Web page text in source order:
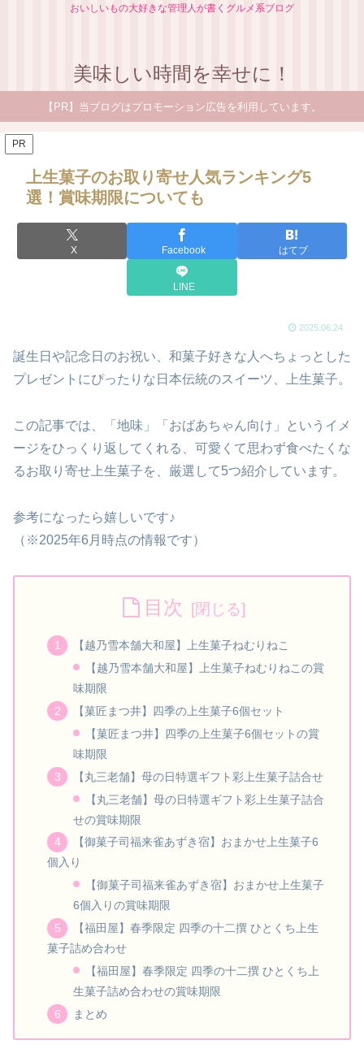
おいしいもの大好きな管理人が書くグルメ系ブログ
美味しい時間を幸せに！
【PR】当ブログはプロモーション広告を利用しています。
PR
上生菓子のお取り寄せ人気ランキング5
選！賞味期限についても
X Facebook はてブ
LINE
2025.06.24
誕生日や記念日のお祝い、和菓子好きな人へちょっとした
プレゼントにぴったりな日本伝統のスイーツ、上生菓子。
この記事では、「地味」「おばあちゃん向け」というイメ
ージをひっくり返してくれる、可愛くて思わず食べたくな
るお取り寄せ上生菓子を、厳選して5つ紹介しています。
参考になったら嬉しいです♪
（※2025年6月時点の情報です）
目次
【越乃雪本舗大和屋】上生菓子ねむりねこ
【越乃雪本舗大和屋】上生菓子ねむりねこの賞
味期限
【菓匠まつ井】四季の上生菓子6個セット
【菓匠まつ井】四季の上生菓子6個セットの賞
味期限
【丸三老舗】母の日特選ギフト彩上生菓子詰合せ
【丸三老舗】母の日特選ギフト彩上生菓子詰合
せの賞味期限
【御菓子司福来雀あずき宿】おまかせ上生菓子6
個入り
【御菓子司福来雀あずき宿】おまかせ上生菓子
6個入りの賞味期限
【福田屋】春季限定 四季の十二撰 ひとくち上生
菓子詰め合わせ
【福田屋】春季限定 四季の十二撰 ひとくち上
生菓子詰め合わせの賞味期限
まとめ